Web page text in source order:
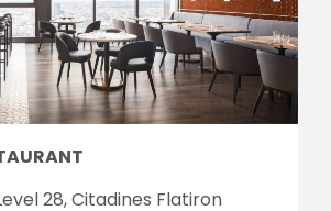
28, Citadines Flatiron